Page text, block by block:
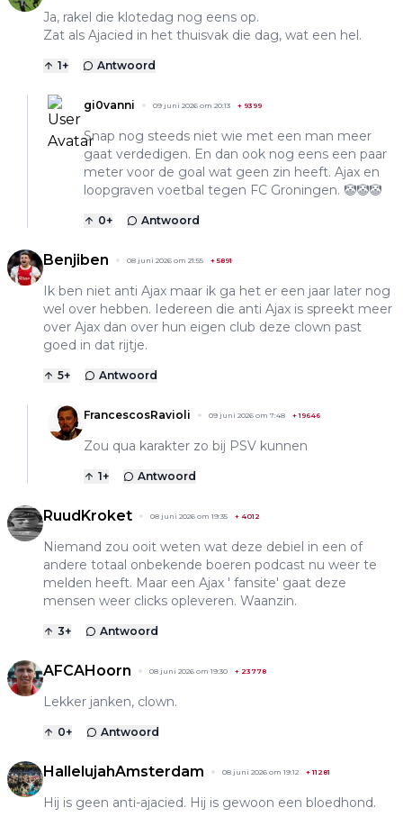
Ja, rakel die klotedag nog eens op.
Zat als Ajacied in het thuisvak die dag, wat een hel.
1+ Antwoord
gi0vanni 09 juni 2026 om 20:13 + 9399
Snap nog steeds niet wie met een man meer
gaat verdedigen. En dan ook nog eens een paar
meter voor de goal wat geen zin heeft. Ajax en
loopgraven voetbal tegen FC Groningen. 🤡🤡🤡
0+ Antwoord
Benjiben 08 juni 2026 om 21:55 + 5891
Ik ben niet anti Ajax maar ik ga het er een jaar later nog
wel over hebben. Iedereen die anti Ajax is spreekt meer
over Ajax dan over hun eigen club deze clown past
goed in dat rijtje.
5+ Antwoord
FrancescosRavioli 09 juni 2026 om 7:48 +19646
Zou qua karakter zo bij PSV kunnen
1+ Antwoord
RuudKroket 08 juni 2026 om 19:35 + 4012
Niemand zou ooit weten wat deze debiel in een of
andere totaal onbekende boeren podcast nu weer te
melden heeft. Maar een Ajax ' fansite' gaat deze
mensen weer clicks opleveren. Waanzin.
3+ Antwoord
AFCAHoorn 08 juni 2026 om 19:30 + 23778
Lekker janken, clown.
0+ Antwoord
HallelujahAmsterdam 08 juni 2026 om 19:12 +11281
Hij is geen anti-ajacied. Hij is gewoon een bloedhond.